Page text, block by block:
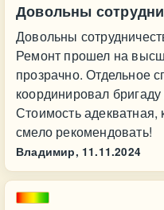
Довольны
Довольны
Ремонт прошел на
прозрачно. Отдельное
координировал
Стоимость
смело рекомендовать!
Владимир, 11.11.2024